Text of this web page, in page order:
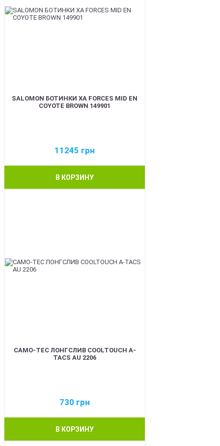
SALOMON БОТИНКИ XA FORCES MID EN
COYOTE BROWN 149901
11245 грн
В КОРЗИНУ
CAMO-TEC ЛОНГСЛИВ COOLTOUCH A-
TACS AU 2206
730 грн
В КОРЗИНУ